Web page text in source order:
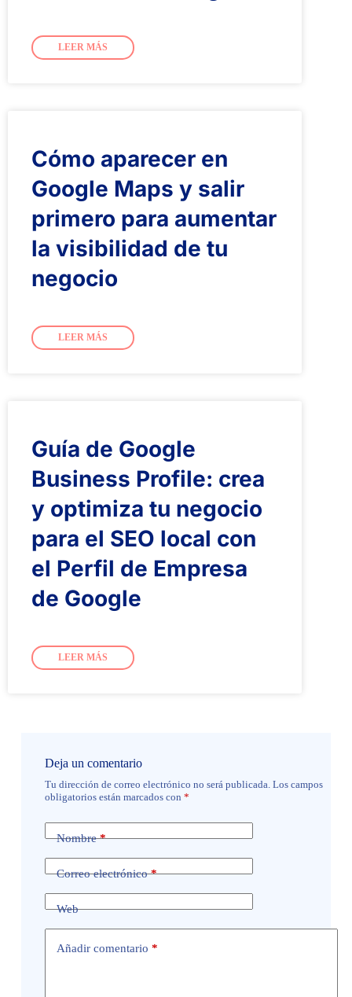
LEER MÁS
Cómo aparecer en
Google Maps y salir
primero para aumentar
la visibilidad de tu
negocio
LEER MÁS
Guía de Google
Business Profile: crea
y optimiza tu negocio
para el SEO local con
el Perfil de Empresa
de Google
LEER MÁS
Deja un comentario
Tu dirección de correo electrónico no será publicada. Los campos
obligatorios están marcados con *
Nombre*
Correo electrónico*
Web
Añadir comentario *